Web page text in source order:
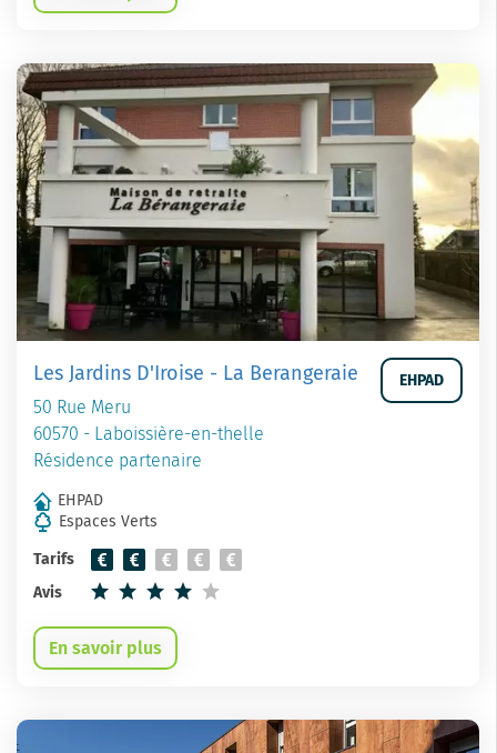
Les Jardins D'Iroise - La Berangeraie
50 Rue Meru
60570 - Laboissière-en-thelle
Résidence partenaire
EHPAD
EHPAD
Espaces Verts
Tarifs
Avis
En savoir plus